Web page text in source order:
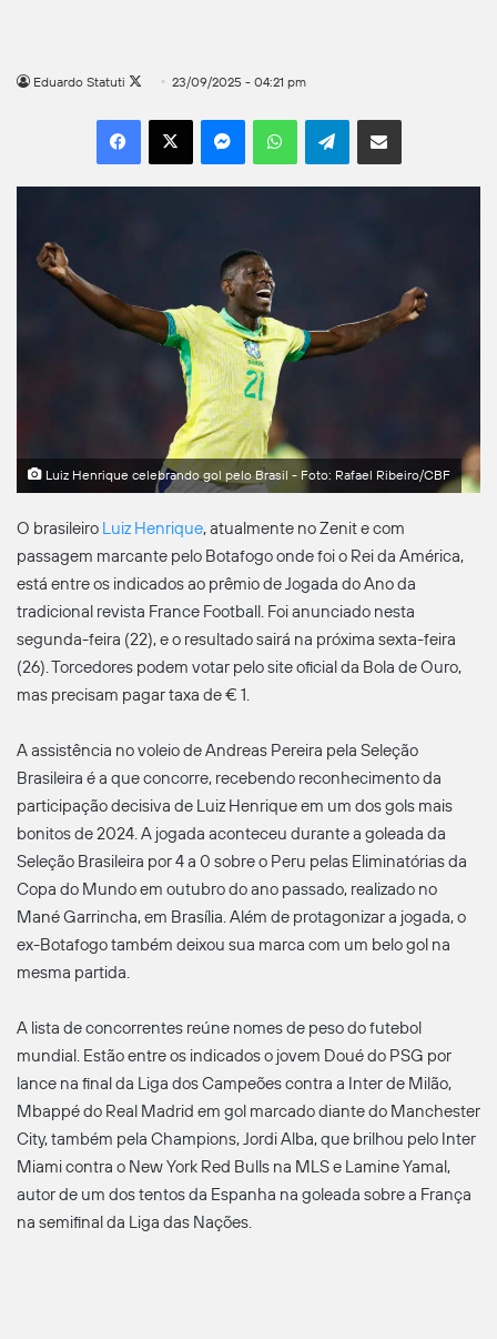
Eduardo Statuti
Follow23/09/2025 - 04:21 pm
Facebook
X MessengerWhatsAppTelegramCompartilhar por e-mail
Luiz Henrique celebrando gol pelo Brasil - Foto: Rafael Ribeiro/CBF
O brasileiro Luiz Henrique, atualmente no Zenit e com
passagem marcante pelo Botafogo onde foi o Rei da América,
está entre os indicados ao prêmio de Jogada do Ano da
tradicional revista France Football. Foi anunciado nesta
segunda-feira (22), e o resultado sairá na próxima sexta-feira
(26). Torcedores podem votar pelo site oficial da Bola de Ouro,
mas precisam pagar taxa de € 1.
A assistência no voleio de Andreas Pereira pela Seleção
Brasileira é a que concorre, recebendo reconhecimento da
participação decisiva de Luiz Henrique em um dos gols mais
bonitos de 2024. A jogada aconteceu durante a goleada da
Seleção Brasileira por 4 a 0 sobre o Peru pelas Eliminatórias da
Copa do Mundo em outubro do ano passado, realizado no
Mané Garrincha, em Brasília. Além de protagonizar a jogada, o
ex-Botafogo também deixou sua marca com um belo gol na
mesma partida.
A lista de concorrentes reúne nomes de peso do futebol
mundial. Estão entre os indicados o jovem Doué do PSG por
lance na final da Liga dos Campeões contra a Inter de Milão,
Mbappé do Real Madrid em gol marcado diante do Manchester
City, também pela Champions, Jordi Alba, que brilhou pelo Inter
Miami contra o New York Red Bulls na MLS e Lamine Yamal,
autor de um dos tentos da Espanha na goleada sobre a França
na semifinal da Liga das Nações.